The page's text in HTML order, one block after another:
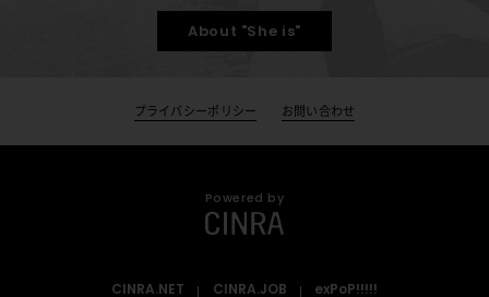
About "She is"
プライバシーポリシー お問い合わせ
Powered by
CINRA.NET CINRA.JOB exPoP!!!!!